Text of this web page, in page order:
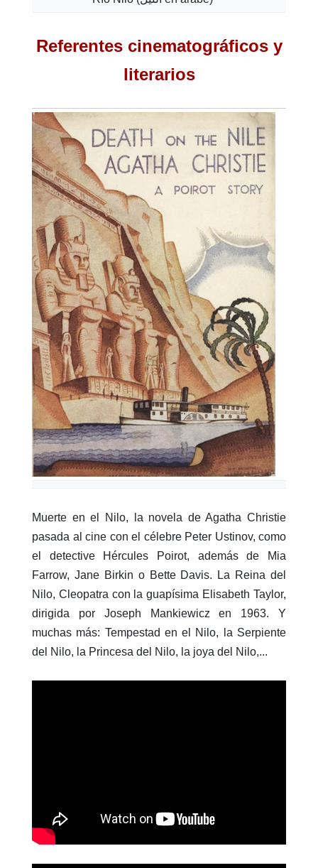
Referentes cinematográficos y
literarios
Muerte en el Nilo, la novela de Agatha Christie
pasada al cine con el célebre Peter Ustinov, como
el detective Hércules Poirot, además de Mia
Farrow, Jane Birkin o Bette Davis. La Reina del
Nilo, Cleopatra con la guapísima Elisabeth Taylor,
dirigida por Joseph Mankiewicz en 1963. Y
muchas más: Tempestad en el Nilo, la Serpiente
del Nilo, la Princesa del Nilo, la joya del Nilo,...